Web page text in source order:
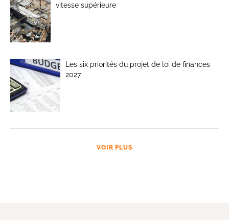
vitesse supérieure
Les six priorités du projet de loi de finances
2027
VOIR PLUS